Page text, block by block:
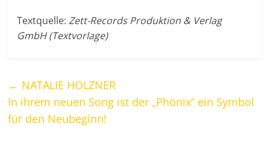
Textquelle:Zett-Records Produktion & Verlag
GmbH (Textvorlage)
← NATALIE HOLZNER
In ihrem neuen Song ist der „Phönix“ ein Symbol
für den Neubeginn!